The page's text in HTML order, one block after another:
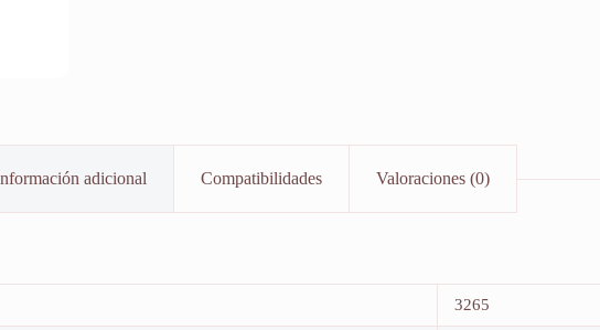
adicional Compatibilidades Valoraciones (0)
3265